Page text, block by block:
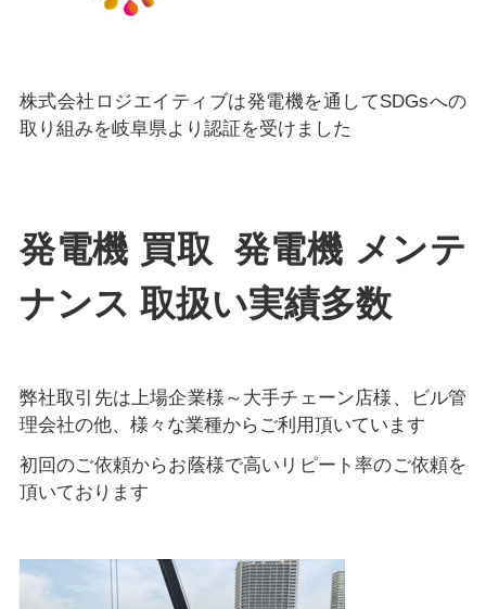
株式会社ロジエイティブは発電機を通してSDGsへの
取り組みを岐阜県より認証を受けました
発電機 買取 発電機 メンテ
ナンス 取扱い実績多数
弊社取引先は上場企業様～大手チェーン店様、ビル管
理会社の他、様々な業種からご利用頂いています
初回のご依頼からお蔭様で高いリピート率のご依頼を
頂いております